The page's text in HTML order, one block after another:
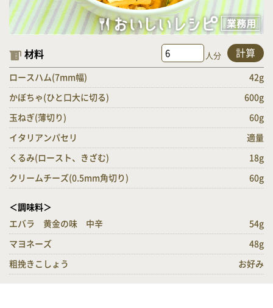
材料 人分 計算
ロースハム(7mm幅) 42g
かぼちゃ(ひと口大に切る) 600g
玉ねぎ(薄切り) 60g
イタリアンパセリ 適量
くるみ(ロースト、きざむ) 18g
クリームチーズ(0.5mm角切り) 60g
＜調味料＞
エバラ 黄金の味 中辛
54g
マヨネーズ 48g
粗挽きこしょう お好み